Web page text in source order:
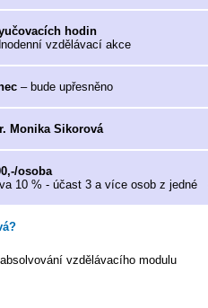
hodin
vzdělávací akce
– bude upřesněno
Monika Sikorová
osoba
10 % - účast 3 a více osob z jedné
vzdělávacího modulu